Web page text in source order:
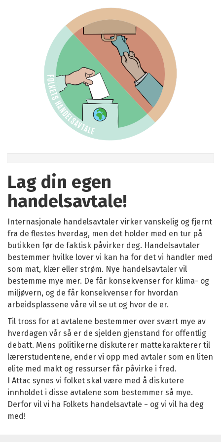
Lag din egen
handelsavtale!
Internasjonale handelsavtaler virker vanskelig og fjernt
fra de flestes hverdag, men det holder med en tur på
butikken før de faktisk påvirker deg. Handelsavtaler
bestemmer hvilke lover vi kan ha for det vi handler med
som mat, klær eller strøm. Nye handelsavtaler vil
bestemme mye mer. De får konsekvenser for klima- og
miljøvern, og de får konsekvenser for hvordan
arbeidsplassene våre vil se ut og hvor de er.
Til tross for at avtalene bestemmer over svært mye av
hverdagen vår så er de sjelden gjenstand for offentlig
debatt. Mens politikerne diskuterer mattekarakterer til
lærerstudentene, ender vi opp med avtaler som en liten
elite med makt og ressurser får påvirke i fred.
I Attac synes vi folket skal være med å diskutere
innholdet i disse avtalene som bestemmer så mye.
Derfor vil vi ha Folkets handelsavtale − og vi vil ha deg
med!